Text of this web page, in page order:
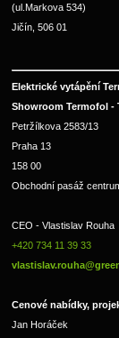
(ul.Markova 534)
Jičín, 506 01
Elektrické vytápění
Showroom Termofol -
Petržílkova 2583/13
Praha 13
158 00
Obchodní pasáž
CEO - Vlastislav Rouha
+420 734 11 39 33
Cenové nabídky,
Jan Horáček